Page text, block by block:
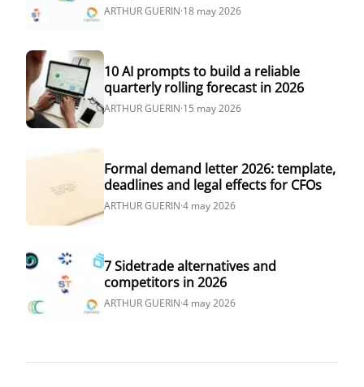
ARTHUR GUERIN·18 may 2026
10 AI prompts to build a reliable
quarterly rolling forecast in 2026
ARTHUR GUERIN·15 may 2026
Formal demand letter 2026: template,
deadlines and legal effects for CFOs
ARTHUR GUERIN·4 may 2026
7 Sidetrade alternatives and
competitors in 2026
ARTHUR GUERIN·4 may 2026